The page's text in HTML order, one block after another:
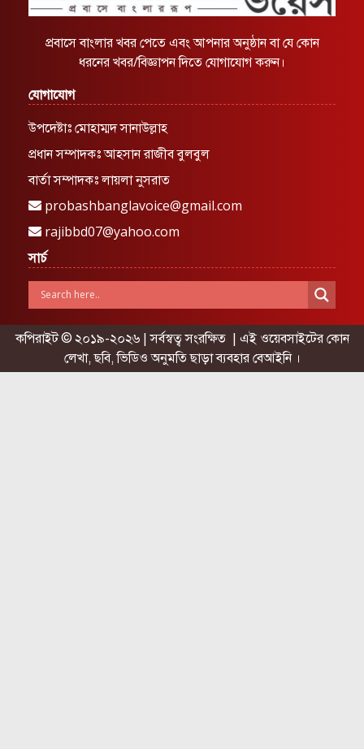
প্রবাসে বাংলার খবর পেতে এবং আপনার অনুষ্ঠান বা যে কোন
ধরনের খবর/বিজ্ঞাপন দিতে যোগাযোগ করুন।
যোগাযোগ
উপদেষ্টাঃ মোহাম্মদ সানাউল্লাহ
প্রধান সম্পাদকঃ আহসান রাজীব বুলবুল
বার্তা সম্পাদকঃ লায়লা নুসরাত
probashbanglavoice@gmail.com
rajibbd07@yahoo.com
সার্চ
কপিরাইট © ২০১৯-২০২৬ | সর্বস্বত্ব সংরক্ষিত | এই ওয়েবসাইটের কোন
লেখা, ছবি, ভিডিও অনুমতি ছাড়া ব্যবহার বেআইনি ।